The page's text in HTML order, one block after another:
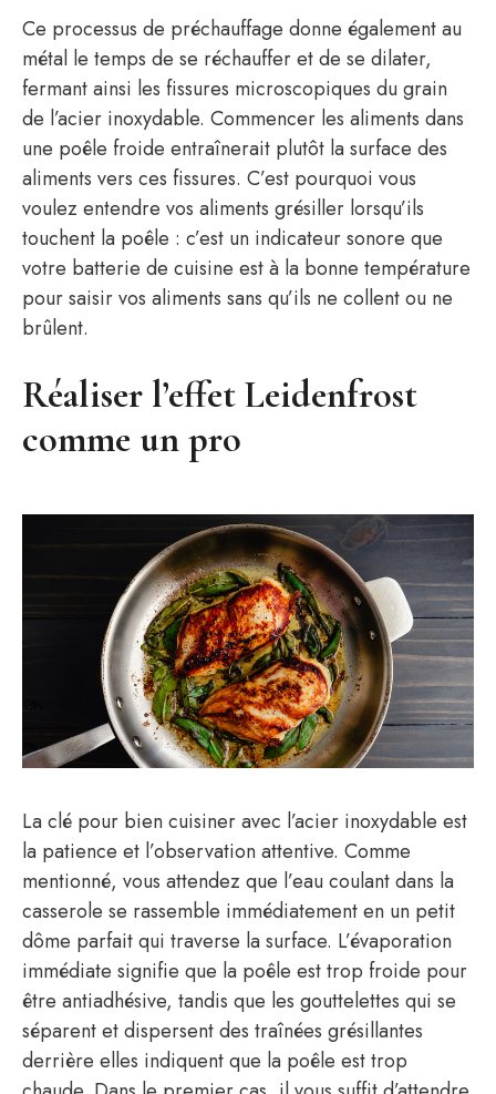
Ce processus de préchauffage donne également au
métal le temps de se réchauffer et de se dilater,
fermant ainsi les fissures microscopiques du grain
de l’acier inoxydable. Commencer les aliments dans
une poêle froide entraînerait plutôt la surface des
aliments vers ces fissures. C’est pourquoi vous
voulez entendre vos aliments grésiller lorsqu’ils
touchent la poêle : c’est un indicateur sonore que
votre batterie de cuisine est à la bonne température
pour saisir vos aliments sans qu’ils ne collent ou ne
brûlent.
Réaliser l’effet Leidenfrost
comme un pro
La clé pour bien cuisiner avec l’acier inoxydable est
la patience et l’observation attentive. Comme
mentionné, vous attendez que l’eau coulant dans la
casserole se rassemble immédiatement en un petit
dôme parfait qui traverse la surface. L’évaporation
immédiate signifie que la poêle est trop froide pour
être antiadhésive, tandis que les gouttelettes qui se
séparent et dispersent des traînées grésillantes
derrière elles indiquent que la poêle est trop